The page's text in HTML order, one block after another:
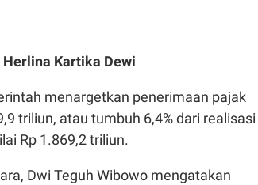
Herlina Kartika Dewi
menargetkan penerimaan pajak
triliun, atau tumbuh 6,4% dari realisasi
Rp 1.869,2 triliun.
Dwi Teguh Wibowo mengatakan